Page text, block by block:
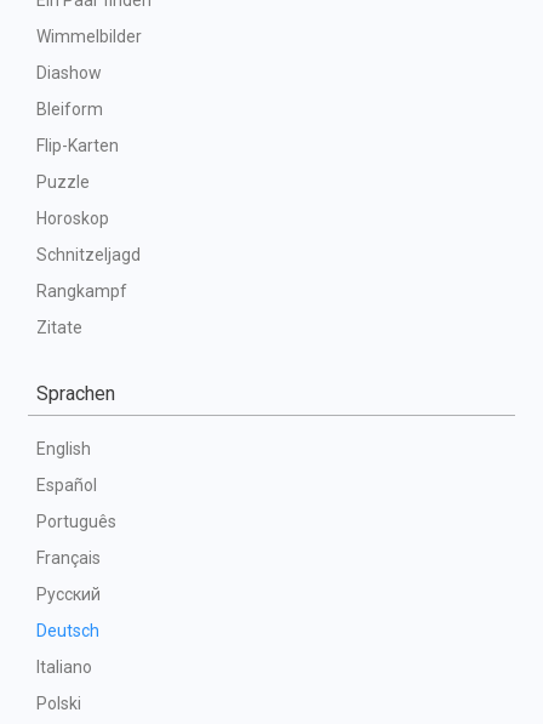
Wimmelbilder
Diashow
Bleiform
Flip-Karten
Puzzle
Horoskop
Schnitzeljagd
Rangkampf
Zitate
Sprachen
English
Español
Português
Français
Русский
Deutsch
Italiano
Polski